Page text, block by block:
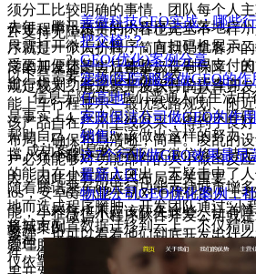
去年，腾讯乘车码小程序正式落地广
只需打开微信小程序，向扫码机展示
受更加便捷的出行体验。在刷码支付
出行规划功能提供车辆实时位置查询
能上车行程显示、最优线路规划、附
该产品自在广州上线以来，得到了良
随着腾讯乘车码出行功能支持城市增
地而造成程序臃肿，开发团队通过“小
将城市配置数据迁移到云上。不仅精
管理服务器与运维工作，优化乘客的
以下是需要注意的元素列表：
布局：确保布局清晰，简单。凌乱的
户必须能够对功能部件的大小做出反
大，因此具有响应式布局至关重要。
颜色：需要深思熟虑的调色板来帮助
仅依靠颜色来识别界面的关键元素。
2. 支持无障碍
信息无障碍是我们普通人在生活中
是事实上，在中国就有一亿的庞大障
帮助自己，我们应该做出这样的努力
撑。在小程序里，看到了微信将支持
的能力在小程序上突出，无疑击中了
ios，安卓等职能手机对于障碍的人士
能，小程序也不应该缺失这些，让有
验。
须分工比较明确的事情，团队每个人
作过程中，负责的内容也完全不一样
序就是一个人折腾，简直就是拿客户
序的开发还是售后都是极没有保障。
规定较大，有完整开发软件的软件开
成功案例是验金石
一个微信小程序软件开发公司或是
多强，也可以看看他们到底开发出什
件、微信小程序。可以看看开发公司
善微科技GEO实战：哪些
把交椅”？
GEO(优化)案例分享
宠物(医院)服务做GEO的
任高地”
家政保洁公司做GEO的作
销售”
这7个行业做GEO效果最
量新入口
物业公司GEO优化案例，
最新案例